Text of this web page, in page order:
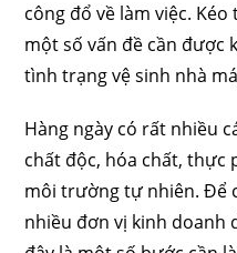
công đổ về làm việc.
một số vấn đề cần được
tình trạng vệ sinh nhà
Hàng ngày có rất nhiều
chất độc, hóa chất,
môi trường tự nhiên. Để
nhiều đơn vị kinh doanh